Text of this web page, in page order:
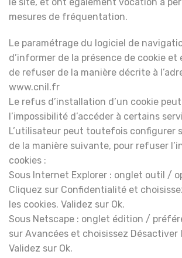
le site, et ont également vocation à
mesures de fréquentation.
Le paramétrage du logiciel de
d’informer de la présence de cookie
de refuser de la manière décrite à
www.cnil.fr
Le refus d’installation d’un cookie
l’impossibilité d’accéder à certains
L’utilisateur peut toutefois configurer
de la manière suivante, pour refuser
cookies :
Sous Internet Explorer : onglet outil /
Cliquez sur Confidentialité et
les cookies. Validez sur Ok.
Sous Netscape : onglet édition /
sur Avancées et choisissez Désactiver
Validez sur Ok.